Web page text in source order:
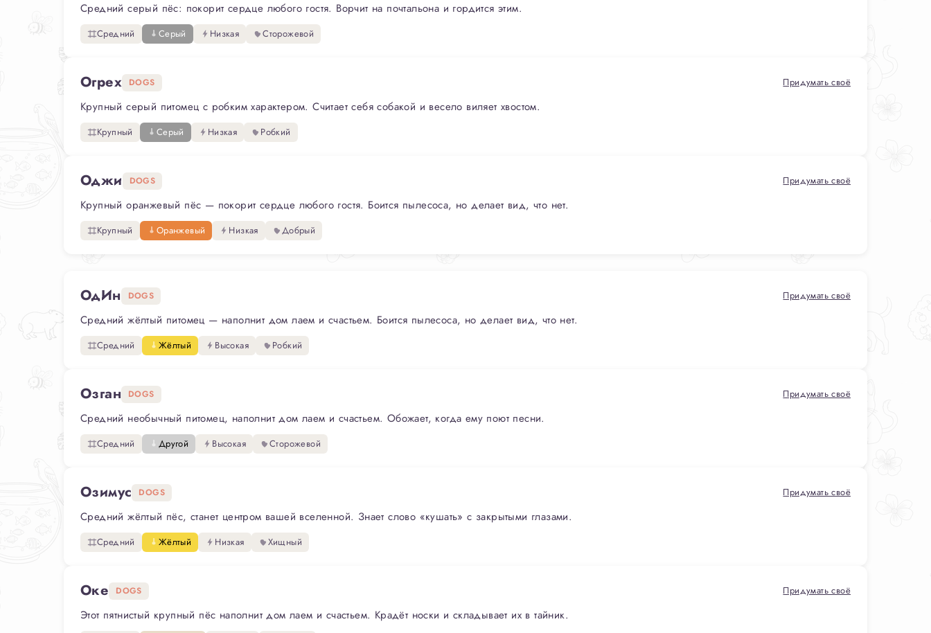
Средний серый пёс: покорит сердце любого гостя. Ворчит на почтальона и гордится этим.
Средний Серый Низкая Сторожевой
Огрех DOGS Придумать своё
Крупный серый питомец с робким характером. Считает себя собакой и весело виляет хвостом.
Крупный Серый Низкая Робкий
Оджи DOGS Придумать своё
Крупный оранжевый пёс — покорит сердце любого гостя. Боится пылесоса, но делает вид, что нет.
Крупный Оранжевый Низкая Добрый
ОдИн DOGS Придумать своё
Средний жёлтый питомец — наполнит дом лаем и счастьем. Боится пылесоса, но делает вид, что нет.
Средний Жёлтый Высокая Робкий
Озган DOGS Придумать своё
Средний необычный питомец, наполнит дом лаем и счастьем. Обожает, когда ему поют песни.
Средний Другой Высокая Сторожевой
Озимус DOGS Придумать своё
Средний жёлтый пёс, станет центром вашей вселенной. Знает слово «кушать» с закрытыми глазами.
Средний Жёлтый Низкая Хищный
Оке DOGS Придумать своё
Этот пятнистый крупный пёс наполнит дом лаем и счастьем. Крадёт носки и складывает их в тайник.